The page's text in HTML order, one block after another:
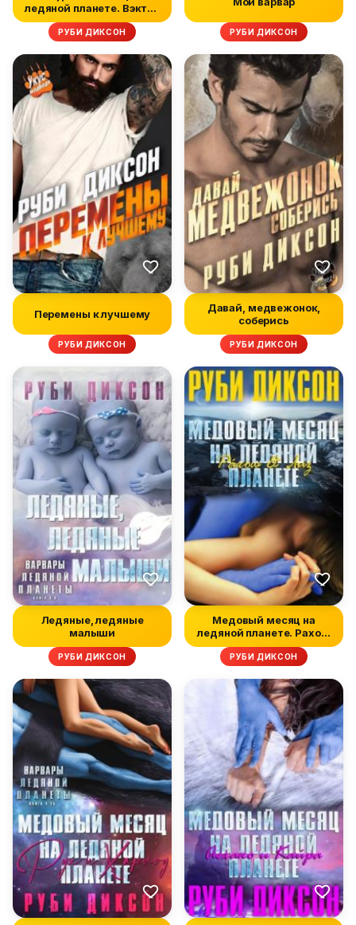
ледяной планете. Вэктал
и Джорджи
РУБИ ДИКСОН РУБИ ДИКСОН
Перемены к лучшему
РУБИ ДИКСОН
Давай, медвежонок,
соберись
РУБИ ДИКСОН
Ледяные, ледяные
малыши
РУБИ ДИКСОН
Медовый месяц на
ледяной планете. Рахош
и Лиз
РУБИ ДИКСОН